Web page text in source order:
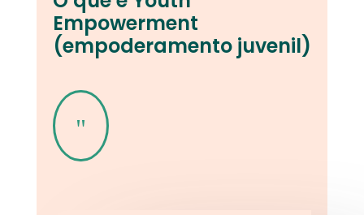
Empowerment
(empoderamento juvenil)
"